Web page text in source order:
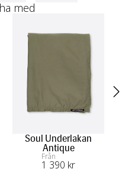
med
Soul Underlakan
Antique
Från
1 390 kr